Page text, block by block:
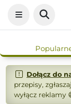
Dołącz do
przepisy,
wyłącz reklamy